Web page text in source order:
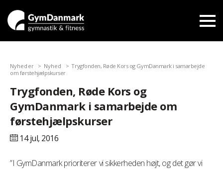
Nyheder Nyhed
Trygfonden, Røde Kors og GymDanmark i samarbejde
om førstehjælpskurser
Trygfonden, Røde Kors og
GymDanmark i samarbejde om
førstehjælpskurser
14 jul, 2016
”I GymDanmark prioriterer vi sikkerheden højt, og det gør vi